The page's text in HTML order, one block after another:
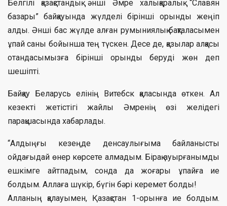
Белгілі қазақстандық әнші Әмре халықаралық “Славян
базары” байқауында жүлделі бірінші орынды жеңіп
алды. Әнші бас жүлде алған румыниялық бақталасымен
ұпай саны бойынша тең түскен. Десе де, қазылар алқасы
отандасымызға бірінші орынды беруді жөн деп
шешіпті.
Байқау Беларусь елінің Витебск қаласында өткен. Ал
кезекті жетістігі жайлы Әмренің өзі желідегі
парақшасында хабарлады.
“Алдыңғы кезеңде денсаулығыма байланысты
ойдағыдай өнер көрсете алмадым. Бірақ ауырғанымды
ешкімге айтпадым, сонда да жоғары ұпайға ие
болдым. Аллаға шүкір, бүгін бәрі керемет болды!
Алланың қалауымен, Қазақстан 1-орынға ие болдым.